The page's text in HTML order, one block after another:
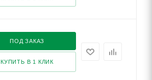
ПОД ЗАКАЗ
КУПИТЬ В 1 КЛИК